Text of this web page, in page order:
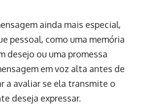
ainda mais especial,
pessoal, como uma memória
desejo ou uma promessa
em voz alta antes de
a avaliar se ela transmite o
deseja expressar.